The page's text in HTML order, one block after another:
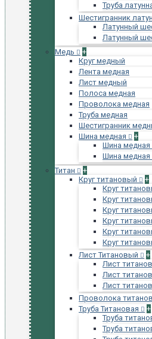
Труба
Шестигранник
Латунный
Латунный
Медь
+
Круг медный
Лента медная
Лист медный
Полоса медная
Проволока медная
Труба медная
Шестигранник
Шина медная
+
Шина медная
Шина
Титан
+
Круг титановый
+
Круг
Круг
Круг
Круг
Круг
Круг
Лист Титановый
+
Лист
Лист
Лист
Проволока
Труба Титановая
+
Труба
Труба